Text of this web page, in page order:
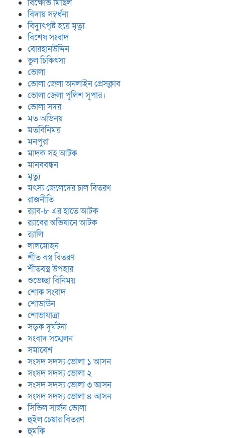
বিক্ষোভ মিছিল
বিদায় সম্বর্ধনা
বিদ্যুৎপৃষ্ট হয়ে মৃত্যু
বিশেষ সংবাদ
বোরহানউদ্দিন
ভুল চিকিৎসা
ভোলা
ভোলা জেলা অনলাইন প্রেসক্লাব
ভোলা জেলা পুলিশ সুপার।
ভোলা সদর
মত অভিনয়
মতবিনিময়
মনপুরা
মাদক সহ আটক
মানববন্ধন
মৃত্যু
মৎস্য জেলেদের চাল বিতরণ
রাজনীতি
র‍্যাব-৮ এর হাতে আটক
র‍্যাবের অভিযানে আটক
র‍্যালি
লালমোহন
শীত বস্ত্র বিতরণ
শীতবস্ত্র উপহার
শুভেচ্ছা বিনিময়
শোক সংবাদ
শোডাউন
শোভাযাত্রা
সড়ক দূর্ঘটনা
সংবাদ সম্মেলন
সমাবেশ
সংসদ সদস্য ভোলা ১ আসন
সংসদ সদস্য ভোলা ২
সংসদ সদস্য ভোলা ৩ আসন
সংসদ সদস্য ভোলা ৪ আসন
সিভিল সার্জন ভোলা
হুইল চেয়ার বিতরণ
হুমকি